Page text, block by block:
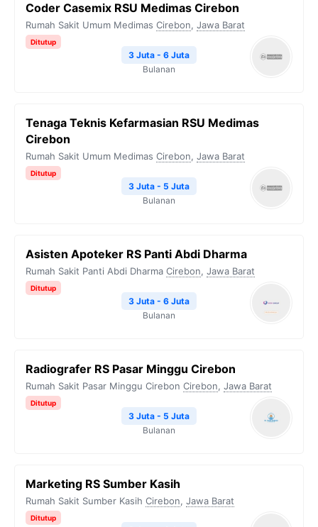
Coder Casemix RSU Medimas Cirebon
Rumah Sakit Umum Medimas Cirebon, Jawa Barat
Ditutup
3 Juta - 6 Juta
Bulanan
Tenaga Teknis Kefarmasian RSU Medimas
Cirebon
Rumah Sakit Umum Medimas Cirebon, Jawa Barat
Ditutup
3 Juta - 5 Juta
Bulanan
Asisten Apoteker RS Panti Abdi Dharma
Rumah Sakit Panti Abdi Dharma Cirebon, Jawa Barat
Ditutup
3 Juta - 6 Juta
Bulanan
Radiografer RS Pasar Minggu Cirebon
Rumah Sakit Pasar Minggu Cirebon Cirebon, Jawa Barat
Ditutup
3 Juta - 5 Juta
Bulanan
Marketing RS Sumber Kasih
Rumah Sakit Sumber Kasih Cirebon, Jawa Barat
Ditutup